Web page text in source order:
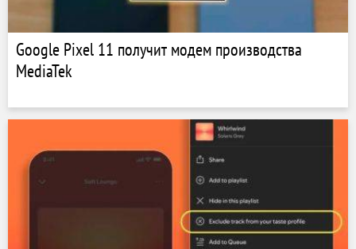
Google Pixel 11 получит модем производства
MediaTek